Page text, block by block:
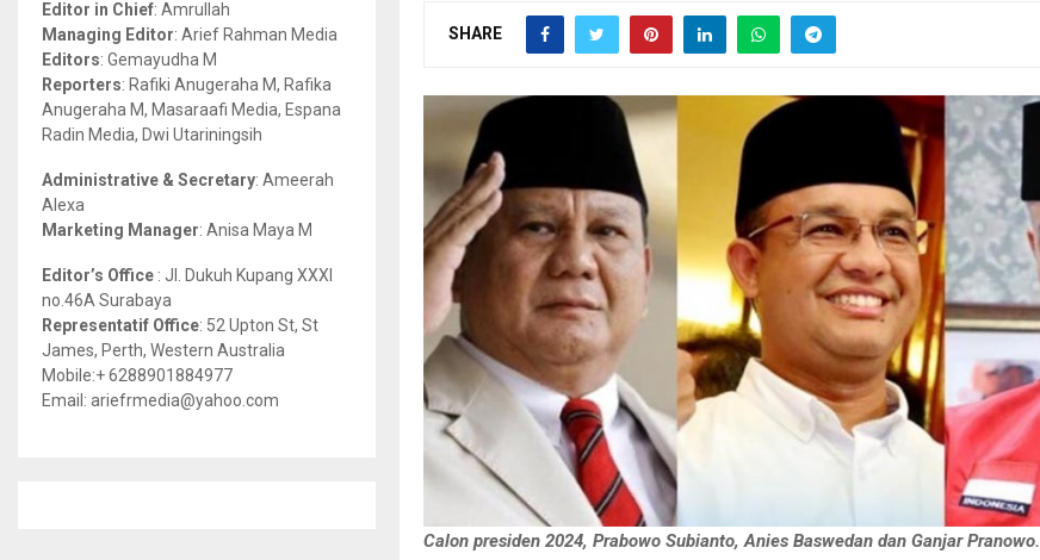
SHARE
Calon presiden 2024, Prabowo Subianto, Anies Baswedan dan Ganjar Pranowo.
r
:
R
H
Editor in Chief: Amrullah
Managing Editor: Arief Rahman Media
Editors: Gemayudha M
Reporters: Rafiki Anugeraha M, Rafika
Anugeraha M, Masaraafi Media, Espana
Radin Media, Dwi Utariningsih
Administrative & Secretary: Ameerah
Alexa
Marketing Manager: Anisa Maya M
Editor’s Office : Jl. Dukuh Kupang XXXI
no.46A Surabaya
Representatif Office: 52 Upton St, St
James, Perth, Western Australia
Mobile:+ 6288901884977
Email: ariefrmedia@yahoo.com